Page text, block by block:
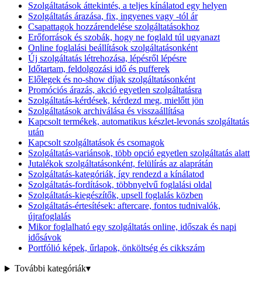
Szolgáltatások áttekintés, a teljes kínálatod egy helyen
Szolgáltatás árazása, fix, ingyenes vagy -tól ár
Csapattagok hozzárendelése szolgáltatásokhoz
Erőforrások és szobák, hogy ne foglald túl ugyanazt
Online foglalási beállítások szolgáltatásonként
Új szolgáltatás létrehozása, lépésről lépésre
Időtartam, feldolgozási idő és pufferek
Előlegek és no-show díjak szolgáltatásonként
Promóciós árazás, akció egyetlen szolgáltatásra
Szolgáltatás-kérdések, kérdezd meg, mielőtt jön
Szolgáltatások archiválása és visszaállítása
Kapcsolt termékek, automatikus készlet-levonás szolgáltatás
után
Kapcsolt szolgáltatások és csomagok
Szolgáltatás-variánsok, több opció egyetlen szolgáltatás alatt
Jutalékok szolgáltatásonként, felülírás az alaprátán
Szolgáltatás-kategóriák, így rendezd a kínálatod
Szolgáltatás-fordítások, többnyelvű foglalási oldal
Szolgáltatás-kiegészítők, upsell foglalás közben
Szolgáltatás-értesítések: aftercare, fontos tudnivalók,
újrafoglalás
Mikor foglalható egy szolgáltatás online, időszak és napi
idősávok
Portfólió képek, űrlapok, önköltség és cikkszám
További kategóriák▾